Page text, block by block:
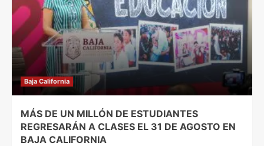
Baja California
MÁS DE UN MILLÓN DE ESTUDIANTES
REGRESARÁN A CLASES EL 31 DE AGOSTO EN
BAJA CALIFORNIA